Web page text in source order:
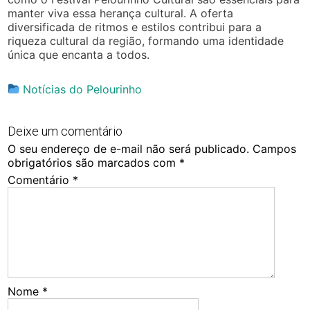
manter viva essa herança cultural. A oferta
diversificada de ritmos e estilos contribui para a
riqueza cultural da região, formando uma identidade
única que encanta a todos.
Notícias do Pelourinho
Deixe um comentário
O seu endereço de e-mail não será publicado. Campos
obrigatórios são marcados com *
Comentário *
Nome *